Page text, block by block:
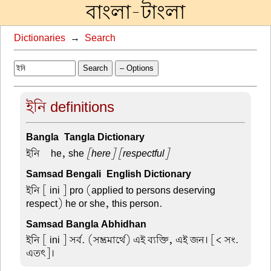
বাংলা-টাংলা
Dictionaries → Search
Search – Options
ইনি definitions
Bangla-Tangla Dictionary
ইনি – he, she [here] [respectful]
Samsad Bengali-English Dictionary
ইনি [ ini ] pro (applied to persons deserving
respect) he or she, this person.
Samsad Bangla Abhidhan
ইনি [ ini ] সর্ব. (সম্ভ্রমার্থে) এই ব্যক্তি, এই জন। [< সং.
এতৎ]।